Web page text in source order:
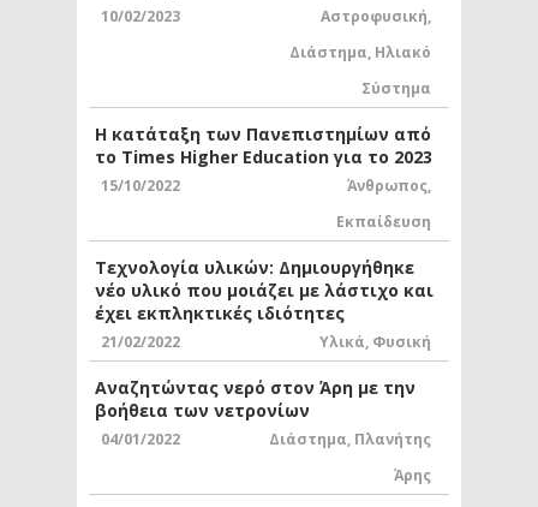
10/02/2023 Αστροφυσική,
Διάστημα, Ηλιακό
Σύστημα
Η κατάταξη των Πανεπιστημίων από
το Times Higher Education για το 2023
15/10/2022 Άνθρωπος,
Εκπαίδευση
Τεχνολογία υλικών: Δημιουργήθηκε
νέο υλικό που μοιάζει με λάστιχο και
έχει εκπληκτικές ιδιότητες
21/02/2022 Υλικά, Φυσική
Αναζητώντας νερό στον Άρη με την
βοήθεια των νετρονίων
04/01/2022 Διάστημα, Πλανήτης
Άρης